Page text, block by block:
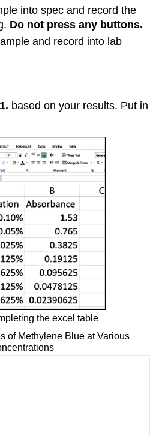
into spec and record the
Do not press any buttons.
and record into lab
based on your results. Put in
the excel table
of Methylene Blue at Various